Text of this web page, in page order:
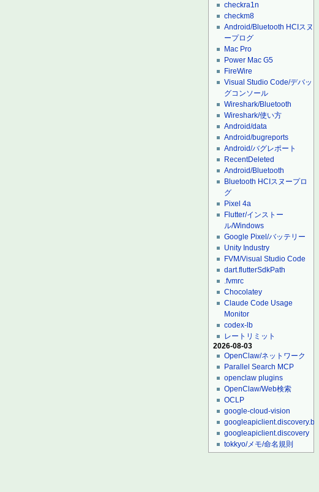
checkra1n
checkm8
Android/Bluetooth HCIスヌ
ープログ
Mac Pro
Power Mac G5
FireWire
Visual Studio Code/デバッ
グコンソール
Wireshark/Bluetooth
Wireshark/使い方
Android/data
Android/bugreports
Android/バグレポート
RecentDeleted
Android/Bluetooth
Bluetooth HCIスヌープロ
グ
Pixel 4a
Flutter/インストー
ル/Windows
Google Pixel/バッテリー
Unity Industry
FVM/Visual Studio Code
dart.flutterSdkPath
.fvmrc
Chocolatey
Claude Code Usage
Monitor
codex-lb
レートリミット
2026-08-03
OpenClaw/ネットワーク
Parallel Search MCP
openclaw plugins
OpenClaw/Web検索
OCLP
google-cloud-vision
googleapiclient.discovery
tokkyo/メモ/命名規則